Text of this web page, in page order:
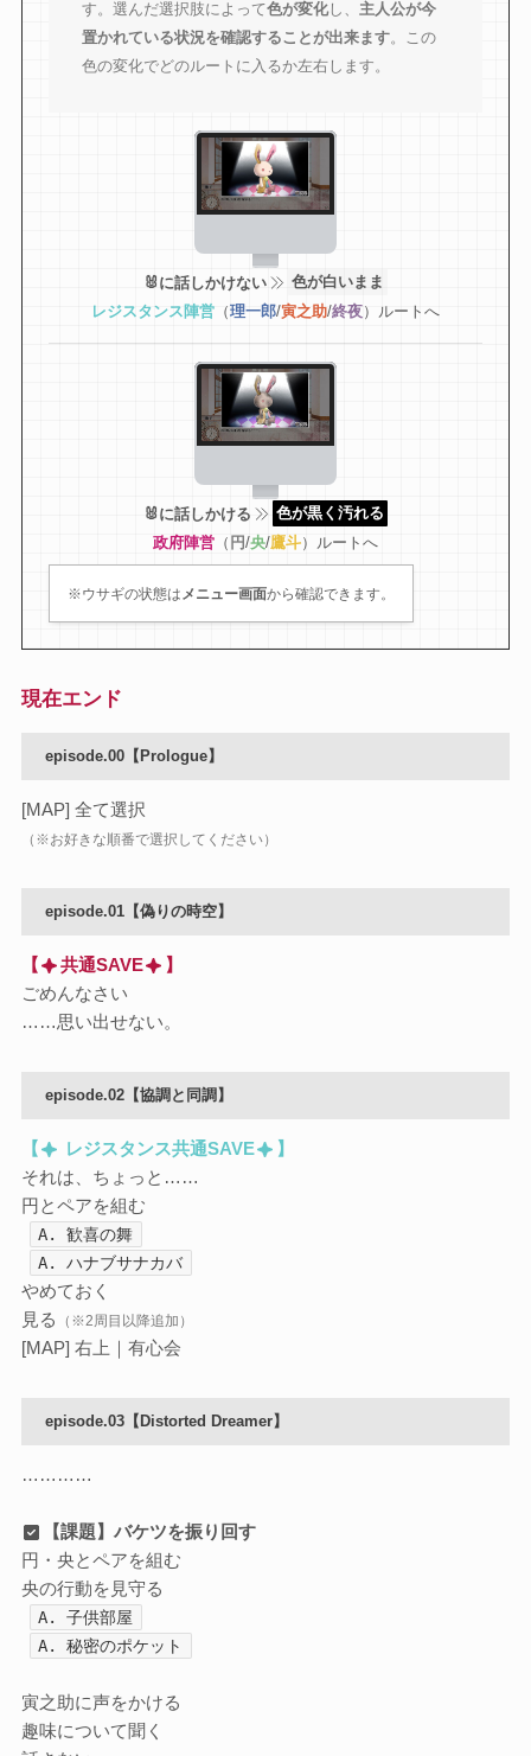
す。 選んだ選択肢によって色が変化し、 主人公が今
置かれている状況を確認することが出来ます。この
色の変化でどのルートに入るか左右します。
🐰に話しかけない
色が白いまま
レジスタンス陣営 （理一郎/寅之助/終夜）ルートへ
🐰に話しかける
色が黒く汚れる
政府陣営 （ 円/央/鷹斗）ルートへ
※ウサギの状態はメニュー画面から確認できます。
現在エンド
episode.00【Prologue】
[MAP] 全て選択
（※お好きな順番で選択してください）
episode.01【偽りの時空】
【 共通SAVE
】
ごめんなさい
……思い出せない。
episode.02【協調と同調】
【 レジスタンス共通SAVE
】
それは、ちょっと……
円とペアを組む
A. 歓喜の舞
A. ハナブサナカバ
やめておく
見る
（※2周目以降追加）
[MAP] 右上｜有心会
episode.03【Distorted Dreamer】
…………
【課題】バケツを振り回す
円・央とペアを組む
央の行動を見守る
A. 子供部屋
A. 秘密のポケット
寅之助に声をかける
趣味について聞く